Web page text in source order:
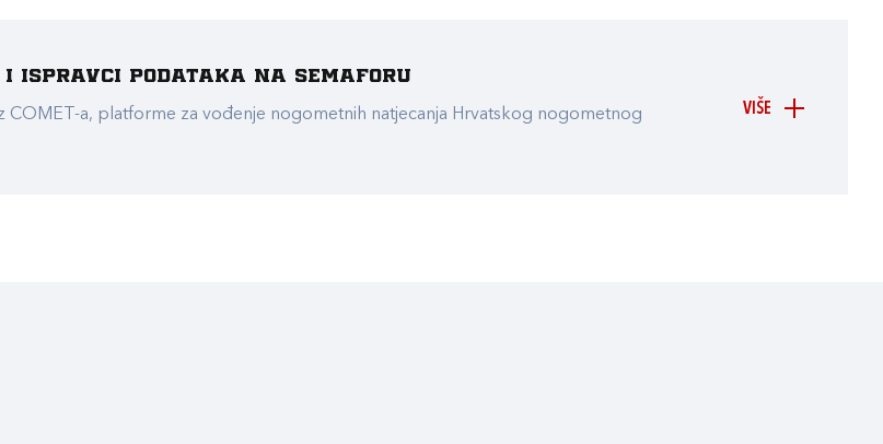
VIŠE
podataka na Semaforu
COMET-a, platforme za vođenje nogometnih natjecanja Hrvatskog nogometnog